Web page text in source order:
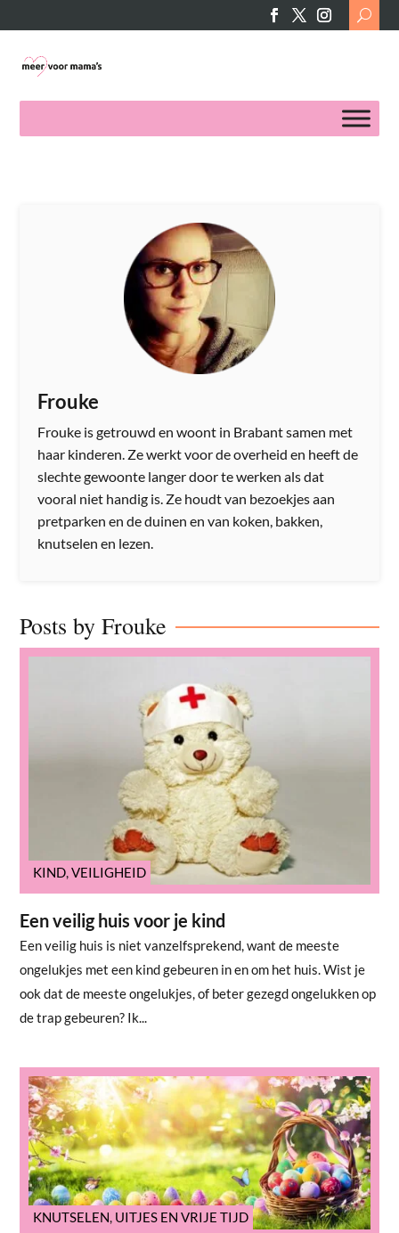
Search
for:
Frouke
Frouke is getrouwd en woont in Brabant samen met
haar kinderen. Ze werkt voor de overheid en heeft de
slechte gewoonte langer door te werken als dat
vooral niet handig is. Ze houdt van bezoekjes aan
pretparken en de duinen en van koken, bakken,
knutselen en lezen.
Posts by Frouke
KIND,VEILIGHEID
Een veilig huis voor je kind
Een veilig huis is niet vanzelfsprekend, want de meeste
ongelukjes met een kind gebeuren in en om het huis. Wist je
ook dat de meeste ongelukjes, of beter gezegd ongelukken op
de trap gebeuren? Ik...
KNUTSELEN, UITJES EN VRIJE TIJD